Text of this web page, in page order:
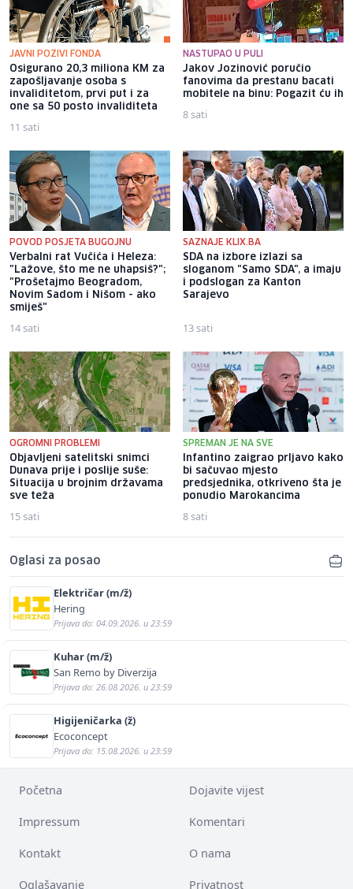
JAVNI POZIVI FONDA
Osigurano 20,3 miliona KM za
zapošljavanje osoba s
invaliditetom, prvi put i za
one sa 50 posto invaliditeta
11 sati
NASTUPAO U PULI
Jakov Jozinović poručio
fanovima da prestanu bacati
mobitele na binu: Pogazit ću ih
8 sati
POVOD POSJETA BUGOJNU
Verbalni rat Vučića i Heleza:
"Lažove, što me ne uhapsiš?";
"Prošetajmo Beogradom,
Novim Sadom i Nišom - ako
smiješ"
14 sati
SAZNAJE KLIX.BA
SDA na izbore izlazi sa
sloganom "Samo SDA", a imaju
i podslogan za Kanton
Sarajevo
13 sati
OGROMNI PROBLEMI
Objavljeni satelitski snimci
Dunava prije i poslije suše:
Situacija u brojnim državama
sve teža
15 sati
SPREMAN JE NA SVE
Infantino zaigrao prljavo kako
bi sačuvao mjesto
predsjednika, otkriveno šta je
ponudio Marokancima
8 sati
Oglasi za posao
Električar (m/ž)
Hering
Prijava do: 04.09.2026. u 23:59
Kuhar (m/ž)
San Remo by Diverzija
Prijava do: 26.08.2026. u 23:59
Higijeničarka (ž)
Ecoconcept
Prijava do: 15.08.2026. u 23:59
Početna Dojavite vijest
Impressum Komentari
Kontakt O nama
Oglašavanje Privatnost